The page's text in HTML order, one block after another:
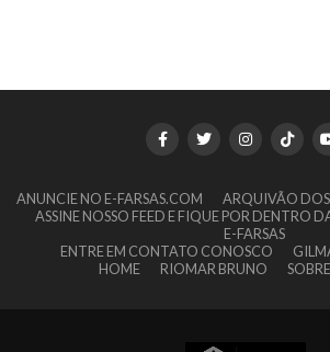
ANUNCIE NO E-FARSAS.COM ARQUIVÃO
ASSINE NOSSO FEED E FIQUE POR DENTRO
E-FARSAS
ENTRE EM CONTATO CONOSCO
HOME
RIOMAR BRUNO SOBRE